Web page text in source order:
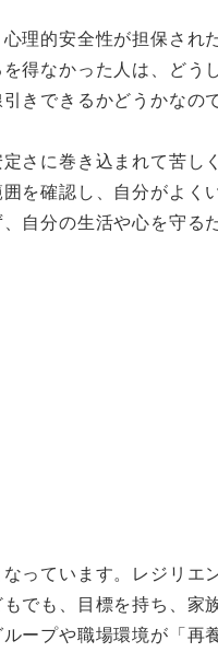
理的安全性が担保さ
得なかった人は、ど
きできるかどうかなので
さに巻き込まれて苦
を確認し、自分がよ
自分の生活や心を守る
っています。レジリ
でも、目標を持ち、
ープや職場環境が「再